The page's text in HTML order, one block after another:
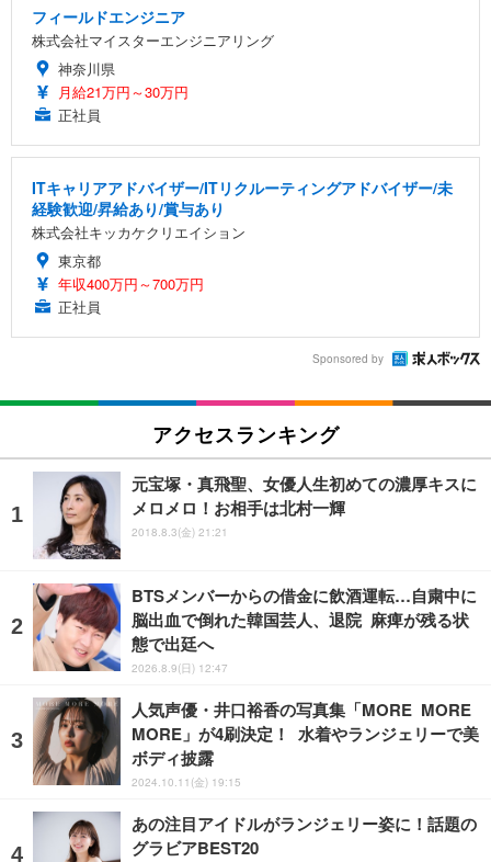
フィールドエンジニア
株式会社マイスターエンジニアリング
神奈川県
月給21万円～30万円
正社員
ITキャリアアドバイザー/ITリクルーティングアドバイザー/未
経験歓迎/昇給あり/賞与あり
株式会社キッカケクリエイション
東京都
年収400万円～700万円
正社員
Sponsored by
アクセスランキング
元宝塚・真飛聖、女優人生初めての濃厚キスに
メロメロ！お相手は北村一輝
2018.8.3(金) 21:21
BTSメンバーからの借金に飲酒運転…自粛中に
脳出血で倒れた韓国芸人、退院 麻痺が残る状
態で出廷へ
2026.8.9(日) 12:47
人気声優・井口裕香の写真集「MORE MORE
MORE」が4刷決定！ 水着やランジェリーで美
ボディ披露
2024.10.11(金) 19:15
あの注目アイドルがランジェリー姿に！話題の
グラビアBEST20